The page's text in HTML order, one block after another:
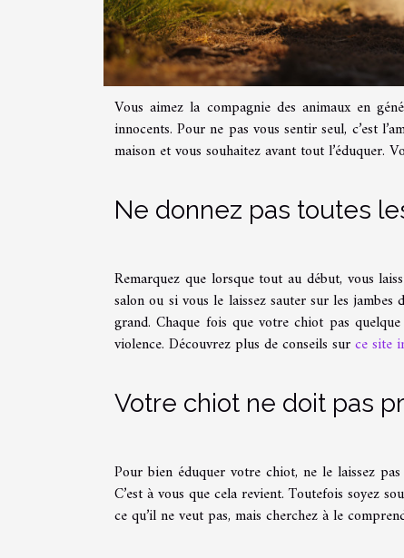
Vous aimez la compagnie des animaux en
innocents. Pour ne pas vous sentir seul, c’est
maison et vous souhaitez avant tout l’éduquer.
Ne donnez pas toutes
Remarquez que lorsque tout au début, vous
salon ou si vous le laissez sauter sur les
grand. Chaque fois que votre chiot pas
violence. Découvrez plus de conseils surce site
Votre chiot ne doit pas
Pour bien éduquer votre chiot, ne le laissez pas
C’est à vous que cela revient. Toutefois soyez
ce qu’il ne veut pas, mais cherchez à le